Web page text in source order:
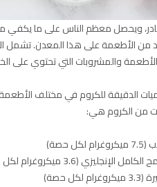
من الأطعمة على هذا المعدن. تشمل
والمشروبات التي تحتوي على
الدقيقة للكروم في مختلف
من الكروم هي:
حصة)
الإنجليزي (3.6 ميكروغرام لكل حصة)
لكل حصة)